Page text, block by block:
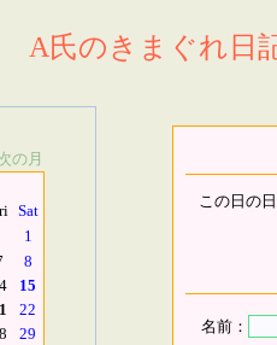
A氏のきまぐれ日
の月
Sat
1
8
15
22
29
この日の
名前：